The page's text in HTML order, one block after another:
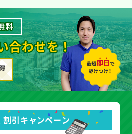
料
合わせを！
割引キャンペーン